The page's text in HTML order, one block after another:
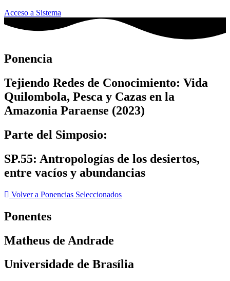
Acceso a Sistema
Ponencia
Tejiendo Redes de Conocimiento: Vida
Quilombola, Pesca y Cazas en la
Amazonia Paraense (2023)
Parte del Simposio:
SP.55: Antropologías de los desiertos,
entre vacíos y abundancias
Volver a Ponencias Seleccionados
Ponentes
Matheus de Andrade
Universidade de Brasília